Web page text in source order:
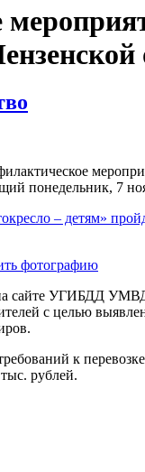
понедельник, 7
фотографию
сайте УГИБДД УМВД
с целью
к
рублей.